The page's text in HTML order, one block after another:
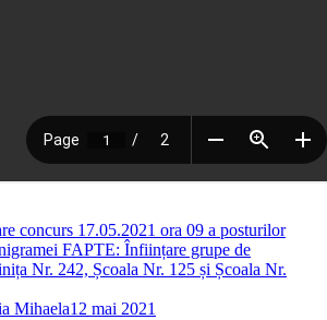
concurs 17.05.2021 ora 09 a posturilor
FAPTE: Înființare grupe de
Nr. 242, Școala Nr. 125 și Școala Nr.
Mihaela12 mai 2021